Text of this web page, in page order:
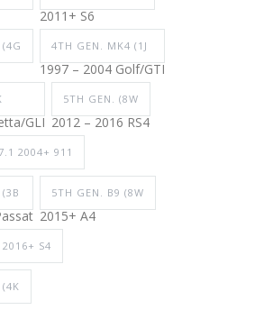
2011+ S6
4TH GEN. MK4 (1J
1997 – 2004 Golf/GTI
GLI
5TH GEN. (8W
2012 – 2016 RS4
2004+ 911
5TH GEN. B9 (8W
2015+ A4
S4